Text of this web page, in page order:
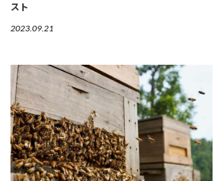
スト
2023.09.21